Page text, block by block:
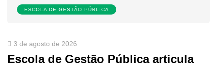
ESCOLA DE GESTÃO PÚBLICA
3 de agosto de 2026
Escola de Gestão Pública articula